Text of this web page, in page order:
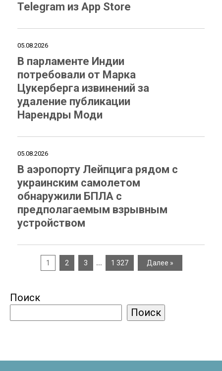
Telegram из App Store
05.08.2026
В парламенте Индии
потребовали от Марка
Цукерберга извинений за
удаление публикации
Нарендры Моди
05.08.2026
В аэропорту Лейпцига рядом с
украинским самолетом
обнаружили БПЛА с
предполагаемым взрывным
устройством
1 2 3 … 1 327 Далее »
Поиск
Поиск